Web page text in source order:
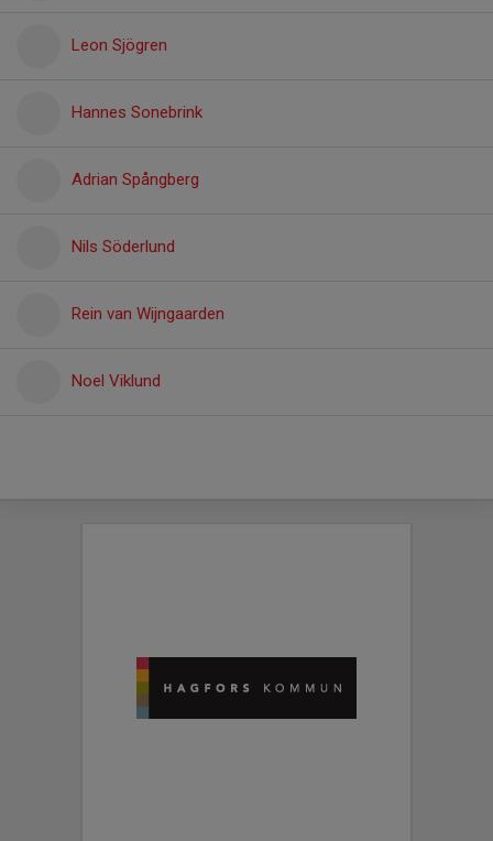
Leon Sjögren
Hannes Sonebrink
Adrian Spångberg
Nils Söderlund
Rein van Wijngaarden
Noel Viklund